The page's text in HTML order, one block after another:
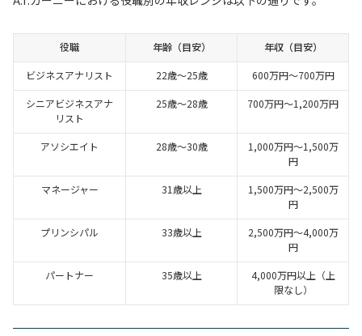
役職 年齢（目安） 年収（目安）
ビジネスアナリスト 22歳～25歳 600万円～700万円
シニアビジネスアナ
リスト
25歳～28歳 700万円～1,200万円
アソシエイト 28歳～30歳
1,000万円～1,500万
円
マネージャー 31歳以上
1,500万円～2,500万
円
プリンシパル 33歳以上
2,500万円～4,000万
円
パートナー 35歳以上
4,000万円以上（上
限なし）